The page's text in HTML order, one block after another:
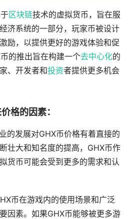
区块链技术的虚拟货币，旨在服
济系统的一部分，玩家币被设计
励，以提供更好的游戏体验和促
的推出旨在构建一个去中心化的
、开发者和投资者提供更多机会
格的因素：
的发展对GHX币价格有着直接的
壮大和知名度的提高，GHX币作
货币可能会受到更多的需求和认
币在游戏内的使用场景和广泛
因素。如果GHX币能够被更多游